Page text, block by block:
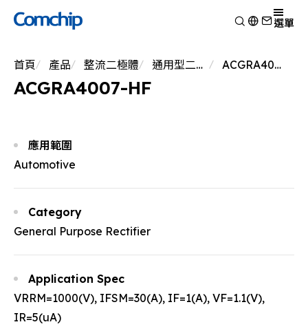
選單
產品
開關二極體
蕭特基二極體
整流二極體
電晶體
金氧半導體場效電晶體
齊納二極體
橋式整流器
消費電子
技術能力
檢視
生產製造
關於典琦
關於典琦
典琦大事紀
檢視
公司新聞
首頁 產品 整流二極體 通用型二極體 ACGRA4007-HF
ACGRA4007-HF
應用範圍
Automotive
Category
General Purpose Rectifier
Application Spec
VRRM=1000(V), IFSM=30(A), IF=1(A), VF=1.1(V),
IR=5(uA)